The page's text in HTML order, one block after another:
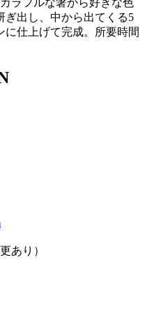
ラフルな箸から好きな色
ぎ出し、中から出てくる5
仕上げて完成。所要時間
あり）